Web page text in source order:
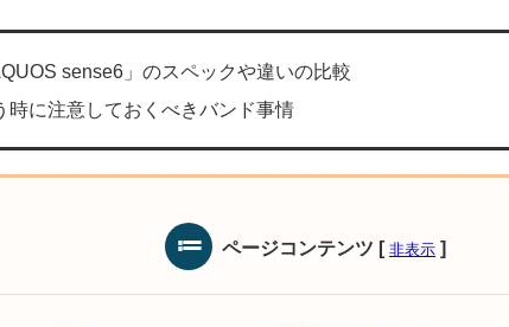
sense6」のスペックや違いの比較
時に注意しておくべきバンド事情
ページコンテンツ [ 非表示 ]